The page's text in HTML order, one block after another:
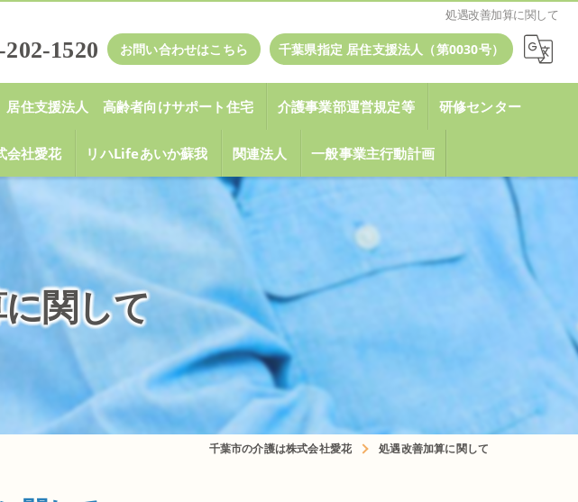
処遇改善加算に関して
202-1520 お問い合わせはこちら 千葉県指定 居住支援法人（第0030号）
居住支援法人 高齢者向けサポート住宅 介護事業部運営規定等 研修センター
社愛花 リハLifeあいか蘇我 関連法人 一般事業主行動計画
関して
千葉市の介護は株式会社愛花 処遇改善加算に関して